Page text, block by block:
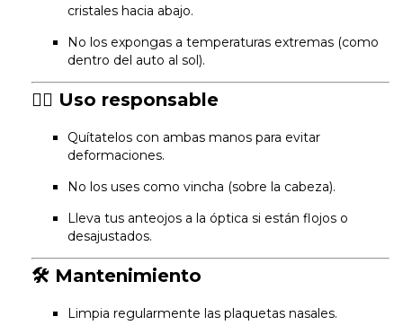
cristales hacia abajo.
No los expongas a temperaturas extremas (como
dentro del auto al sol).
🧍‍♂️ Uso responsable
Quítatelos con ambas manos para evitar
deformaciones.
No los uses como vincha (sobre la cabeza).
Lleva tus anteojos a la óptica si están flojos o
desajustados.
🛠️ Mantenimiento
Limpia regularmente las plaquetas nasales.